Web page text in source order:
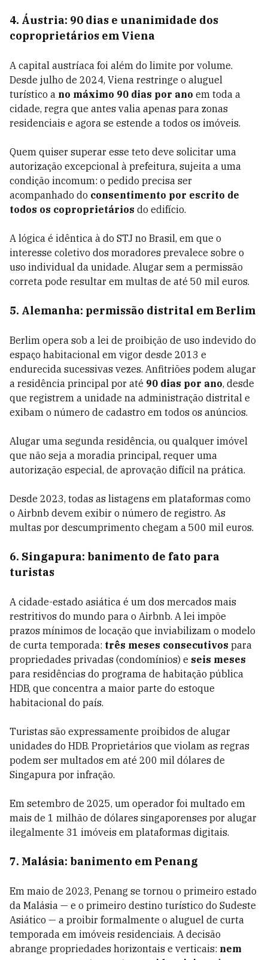
4. Áustria: 90 dias e unanimidade dos
coproprietários em Viena
A capital austríaca foi além do limite por volume.
Desde julho de 2024, Viena restringe o aluguel
turístico a no máximo 90 dias por ano em toda a
cidade, regra que antes valia apenas para zonas
residenciais e agora se estende a todos os imóveis.
Quem quiser superar esse teto deve solicitar uma
autorização excepcional à prefeitura, sujeita a uma
condição incomum: o pedido precisa ser
acompanhado do consentimento por escrito de
todos os coproprietários do edifício.
A lógica é idêntica à do STJ no Brasil, em que o
interesse coletivo dos moradores prevalece sobre o
uso individual da unidade. Alugar sem a permissão
correta pode resultar em multas de até 50 mil euros.
5. Alemanha: permissão distrital em Berlim
Berlim opera sob a lei de proibição de uso indevido do
espaço habitacional em vigor desde 2013 e
endurecida sucessivas vezes. Anfitriões podem alugar
a residência principal por até 90 dias por ano, desde
que registrem a unidade na administração distrital e
exibam o número de cadastro em todos os anúncios.
Alugar uma segunda residência, ou qualquer imóvel
que não seja a moradia principal, requer uma
autorização especial, de aprovação difícil na prática.
Desde 2023, todas as listagens em plataformas como
o Airbnb devem exibir o número de registro. As
multas por descumprimento chegam a 500 mil euros.
6. Singapura: banimento de fato para
turistas
A cidade-estado asiática é um dos mercados mais
restritivos do mundo para o Airbnb. A lei impõe
prazos mínimos de locação que inviabilizam o modelo
de curta temporada: três meses consecutivos para
propriedades privadas (condomínios) e seis meses
para residências do programa de habitação pública
HDB, que concentra a maior parte do estoque
habitacional do país.
Turistas são expressamente proibidos de alugar
unidades do HDB. Proprietários que violam as regras
podem ser multados em até 200 mil dólares de
Singapura por infração.
Em setembro de 2025, um operador foi multado em
mais de 1 milhão de dólares singaporenses por alugar
ilegalmente 31 imóveis em plataformas digitais.
7. Malásia: banimento em Penang
Em maio de 2023, Penang se tornou o primeiro estado
da Malásia — e o primeiro destino turístico do Sudeste
Asiático — a proibir formalmente o aluguel de curta
temporada em imóveis residenciais. A decisão
abrange propriedades horizontais e verticais: nem